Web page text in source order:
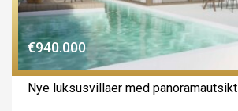
€940.000
Nye luksusvillaer med panoramautsikt